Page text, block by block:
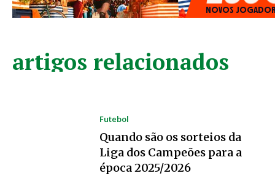
artigos relacionados
Futebol
Quando são os sorteios da
Liga dos Campeões para a
época 2025/2026